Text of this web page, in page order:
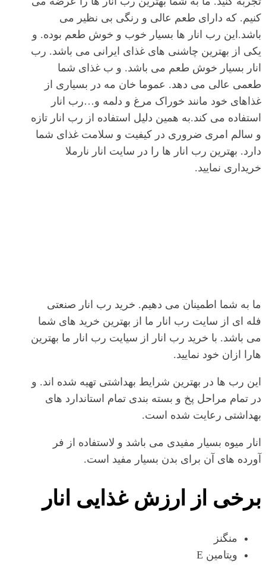
کنیم. که دارای طعم عالی و رنگی بی نظیر می
باشد.این رب انار ها بسیار خوب و خوش طعم بوده. و
یکی از بهترین چاشنی های غذای ایرانی می باشد. رب
انار بسیار خوش طعم می باشد. و ب غذای شما
طعمی عالی می دهد. عموما خان مه در بسیاری از
غذاهای خود مانند خوراک مرغ و دلمه و…رب انار
استفاده می کند.به همین دلیل استفاده از رب انار تازه
و سالم امری ضروری در کیفیت و سلامت غذای شما
دارد. بهترین رب انار ها را در سایت انار نارملا
خریداری نمایید.
ما به شما اطمینان می دهیم. خرید رب انار صنعتی
فله ای از سایت رب انار ما از بهترین خرید های شما
می باشد. با خرید رب انار از سیایت رب انار ما بهترین
هارا ازان خود نمایید.
این رب ها در بهترین شرایط بهداشتی تهیه شده اند. و
در تمام مراحل پخ و بسته بندی تمام استاندارد های
بهداشتی رعایت شده است.
انار میوه بسیار مفیدی می باشد و لاستفاده از فر
آورده های آن برای بدن بسیار مفید است.
برخی از ارزش غذایی انار
منگنز
ویتامین E